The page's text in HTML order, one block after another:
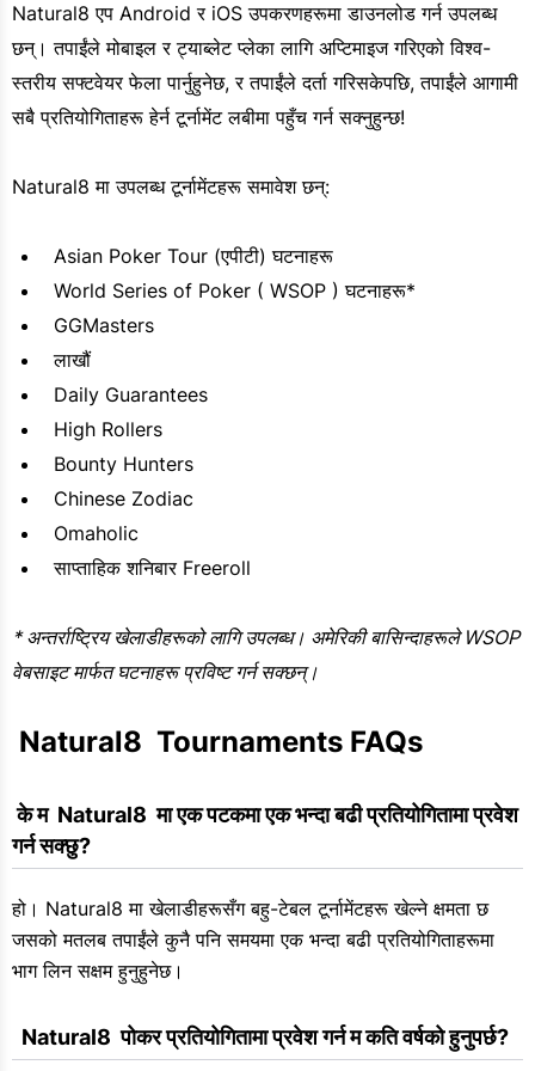
Natural8 एप Android र iOS उपकरणहरूमा डाउनलोड गर्न उपलब्ध
छन्। तपाईंले मोबाइल र ट्याब्लेट प्लेका लागि अप्टिमाइज गरिएको विश्व-
स्तरीय सफ्टवेयर फेला पार्नुहुनेछ, र तपाईंले दर्ता गरिसकेपछि, तपाईंले आगामी
सबै प्रतियोगिताहरू हेर्न टूर्नामेंट लबीमा पहुँच गर्न सक्नुहुन्छ!
Natural8 मा उपलब्ध टूर्नामेंटहरू समावेश छन्:
Asian Poker Tour (एपीटी) घटनाहरू
World Series of Poker ( WSOP ) घटनाहरू*
GGMasters
लाखौं
Daily Guarantees
High Rollers
Bounty Hunters
Chinese Zodiac
Omaholic
साप्ताहिक शनिबार Freeroll
* अन्तर्राष्ट्रिय खेलाडीहरूको लागि उपलब्ध। अमेरिकी बासिन्दाहरूले WSOP
वेबसाइट मार्फत घटनाहरू प्रविष्ट गर्न सक्छन्।
Natural8  Tournaments FAQs
के म  Natural8  मा एक पटकमा एक भन्दा बढी प्रतियोगितामा प्रवेश
गर्न सक्छु?
हो। Natural8 मा खेलाडीहरूसँग बहु-टेबल टूर्नामेंटहरू खेल्ने क्षमता छ
जसको मतलब तपाईंले कुनै पनि समयमा एक भन्दा बढी प्रतियोगिताहरूमा
भाग लिन सक्षम हुनुहुनेछ।
  Natural8  पोकर प्रतियोगितामा प्रवेश गर्न म कति वर्षको हुनुपर्छ?